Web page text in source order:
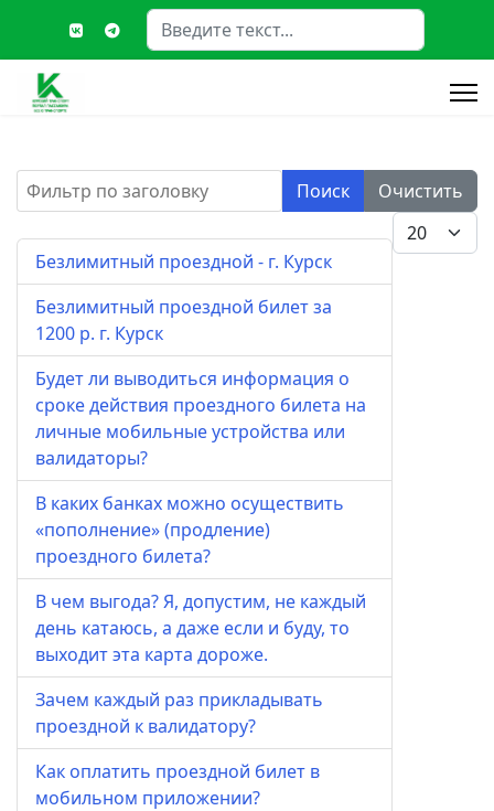
Поиск
Type 2 or more characters
Фильтр по заголовку Поиск
Очистить
Кол-во
Безлимитный проездной - г. Курск
Безлимитный проездной билет за
1200 р. г. Курск
Будет ли выводиться информация о
сроке действия проездного билета на
личные мобильные устройства или
валидаторы?
В каких банках можно осуществить
«пополнение» (продление)
проездного билета?
В чем выгода? Я, допустим, не каждый
день катаюсь, а даже если и буду, то
выходит эта карта дороже.
Зачем каждый раз прикладывать
проездной к валидатору?
Как оплатить проездной билет в
мобильном приложении?